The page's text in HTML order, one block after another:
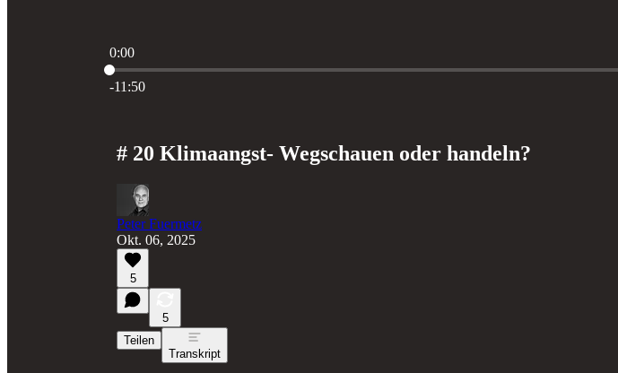
0:00
Aktuelle Uhrzeit: 0:00 / Gesamtzeit: -11:50
-11:50
# 20 Klimaangst- Wegschauen oder handeln?
Peter Fuermetz
Okt. 06, 2025
5
5
Teilen
Transkript